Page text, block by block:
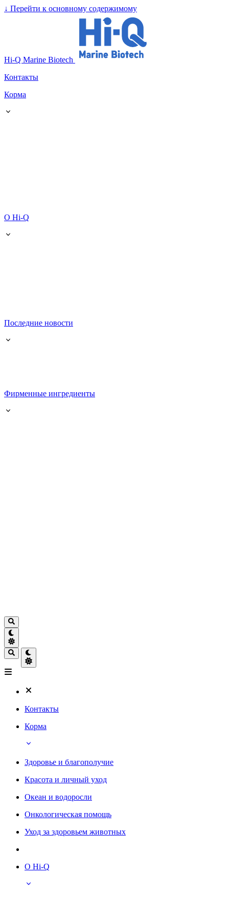
↓ Перейти к основному содержимому
Hi-Q Marine Biotech
Контакты
Корма
О Hi-Q
Последние новости
Фирменные ингредиенты
Контакты
Корма
Здоровье и благополучие
Красота и личный уход
Океан и водоросли
Онкологическая помощь
Уход за здоровьем животных
О Hi-Q